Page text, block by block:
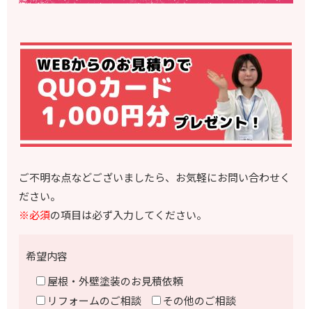
ご不明な点などございましたら、お気軽にお問い合わせく
ださい。
※必須の項目は必ず入力してください。
希望内容
屋根・外壁塗装のお見積依頼
リフォームのご相談
その他のご相談